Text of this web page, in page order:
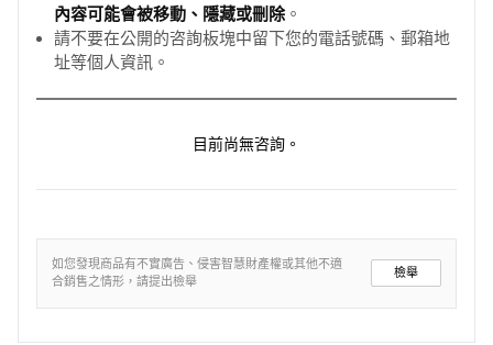
內容可能會被移動、隱藏或刪除。
請不要在公開的咨詢板塊中留下您的電話號碼、郵箱地
址等個人資訊。
目前尚無咨詢。
如您發現商品有不實廣告、侵害智慧財產權或其他不適
合銷售之情形，請提出檢舉
檢舉